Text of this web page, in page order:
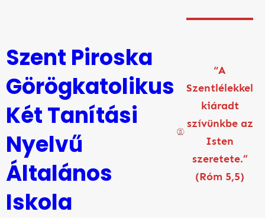
Szent Piroska
Görögkatolikus
Két Tanítási
Nyelvű
Általános
Iskola
“A
Szentlélekkel
kiáradt
szívünkbe az
Isten
szeretete.”
(Róm 5,5)